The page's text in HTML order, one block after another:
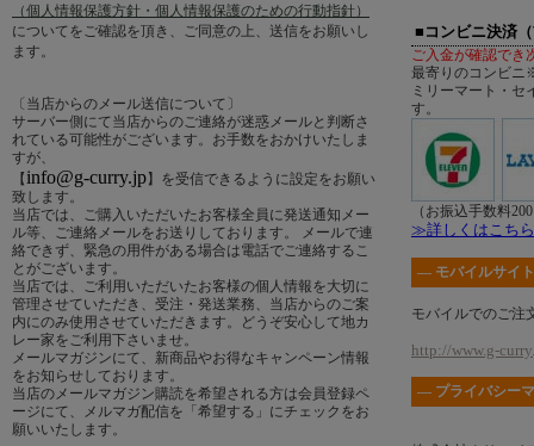
（個人情報保護方針・個人情報保護のための行動指針）
についてをご確認を頂き、ご同意の上、送信をお願いし
ます。
〔当店からのメール送信について〕
サーバー側にて当店からのご連絡が迷惑メールと判断さ
れている可能性がございます。お手数をおかけいたしま
すが、
【 info@g-curry.jp】を受信できるように設定をお願い
致します。
当店では、ご購入いただいたお客様全員に発送通知メー
ル等、ご連絡メールをお送りしております。 メールで連
絡できず、緊急の用件がある場合は電話でご連絡するこ
とがございます。
当店では、ご利用いただいたお客様の個人情報を大切に
管理させていただき、受注・発送業務、当店からのご案
内にのみ使用させていただきます。どうぞ安心して地カ
レー家をご利用下さいませ。
メールマガジンにて、新商品やお得なキャンペーン情報
をお知らせしております。
当店のメールマガジン購読を希望される方は会員登録ペ
ージにて、メルマガ配信を「希望する」にチェックをお
願いいたします。
■コンビニ決済
ご入金が確認でき
最寄りのコンビニ
ミリーマート・セ
す。
（お振込手数料
≫詳しくはこち
― モバイルサイ
モバイルでのご注
http://www.g-
― プライバシー